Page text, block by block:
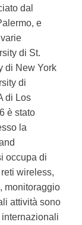
dal
e
di St.
di New York
di
di Los
è stato
la
occupa di
wireless,
monitoraggio
attività sono